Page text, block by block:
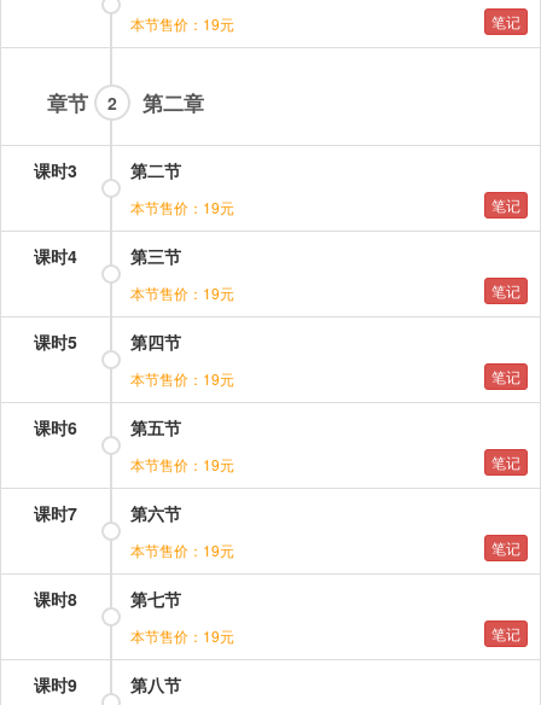
本节售价：19元 笔记
章节 第二章
2
课时3 第二节
本节售价：19元 笔记
课时4 第三节
本节售价：19元 笔记
课时5 第四节
本节售价：19元 笔记
课时6 第五节
本节售价：19元 笔记
课时7 第六节
本节售价：19元 笔记
课时8 第七节
本节售价：19元 笔记
课时9 第八节